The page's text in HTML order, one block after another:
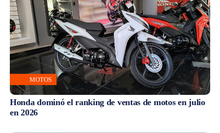
MOTOS
Honda dominó el ranking de ventas de motos en julio
en 2026